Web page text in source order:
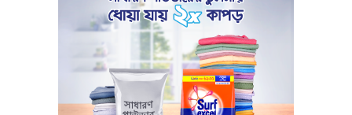
খামেনি হত্যার প্রতিশোধ নেওয়ার ঘোষণা
ইরানের রেভোল্যুশনারি গার্ডের
কার্বন কারখানার ধোঁয়ায় ক্ষতির মুখে কৃষি ও
পরিবেশ